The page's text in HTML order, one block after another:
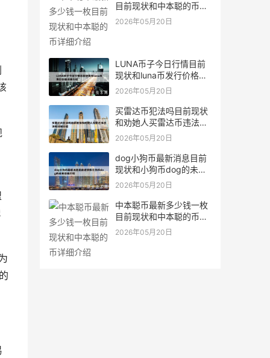
目前现状和中本聪的币详
细介绍
2026年05月20日
LUNA币子今日行情目前
现状和luna币发行价格详
细介绍
2026年05月20日
买雷达币犯法吗目前现状
和劝她人买雷达币违法吗
详细介绍
2026年05月20日
dog小狗币最新消息目前
现状和小狗币dog的未来
详细介绍
2026年05月20日
中本聪币最新多少钱一枚
目前现状和中本聪的币详
细介绍
2026年05月20日